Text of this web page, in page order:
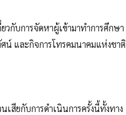
วกับการจัดหาผู้เข้ามาทำการศึกษา
ศน์ และกิจการโทรคมนาคมแห่งชาติ
สียกับการดำเนินการครั้งนี้ทั้งทาง